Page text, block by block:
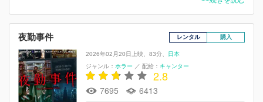
夜勤事件 レンタル 購入
2026年02月20日上映 83分
日本
ジャンル： ホラー ／ 配給： キャンター
2.8
7695 6413